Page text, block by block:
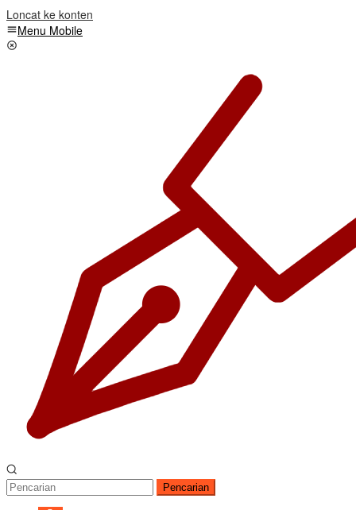
Loncat ke konten
Menu Mobile
Pencarian